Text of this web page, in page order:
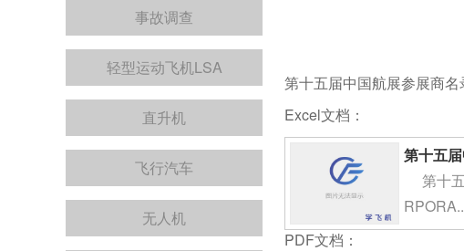
事故调查
轻型运动飞机LSA
直升机
飞行汽车
无人机
第十五届中国航展参展商名
Excel文档：
第十五
第十
RPORA..
PDF文档：